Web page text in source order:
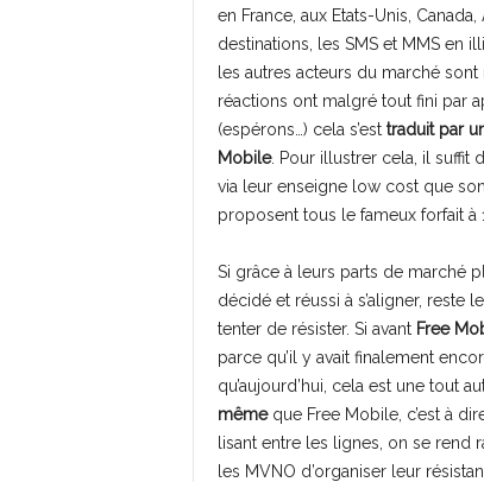
en France, aux Etats-Unis,
destinations, les SMS et MMS en
les autres acteurs du marché
réactions ont malgré tout fini par
(espérons…) cela s’est traduit par
Mobile. Pour illustrer cela, il suffit
via leur enseigne low cost que
proposent tous le fameux forfait
Si grâce à leurs parts de marché
décidé et réussi à s’aligner, reste
tenter de résister. Si avant Free
parce qu’il y avait finalement
qu’aujourd’hui, cela est une tout
mêmeque Free Mobile, c’est à
lisant entre les lignes, on se
les MVNO d’organiser leur